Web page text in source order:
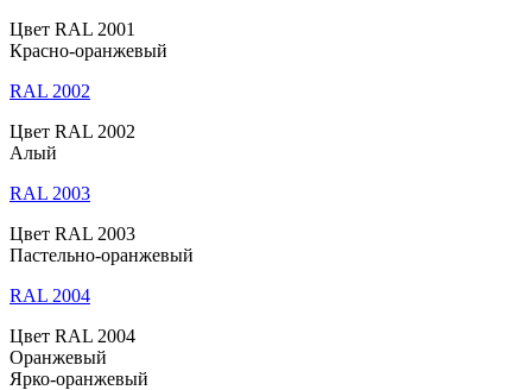
Цвет RAL 2001
Красно-оранжевый
RAL 2002
Цвет RAL 2002
Алый
RAL 2003
Цвет RAL 2003
Пастельно-оранжевый
RAL 2004
Цвет RAL 2004
Оранжевый
Ярко-оранжевый